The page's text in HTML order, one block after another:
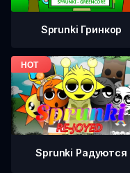
Sprunki Гринкор
Sprunki Радуются